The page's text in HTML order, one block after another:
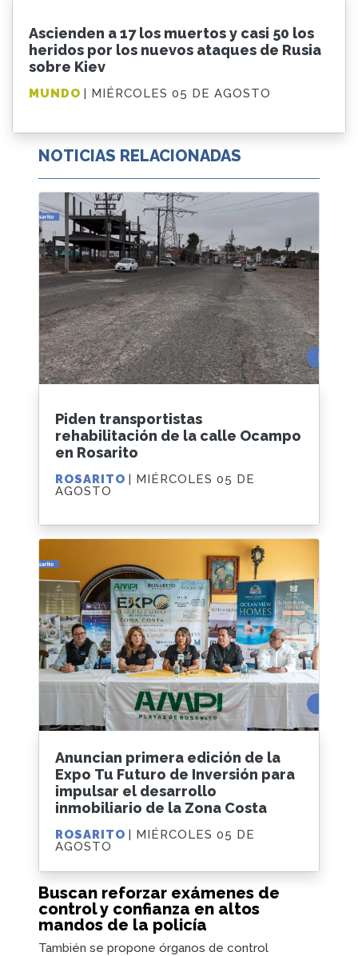
NOTICIAS RELACIONADAS
Buscan reforzar exámenes de
control y confianza en altos
mandos de la policía
También se propone órganos de control
MEXICALI| MIÉRCOLES 05 DE AGOSTO
Entre filas padres de familia
buscan espacio en preparatorias
Piden transportistas
rehabilitación de la calle Ocampo
en Rosarito
ROSARITO| MIÉRCOLES 05 DE
Anuncian primera edición de la
Expo Tu Futuro de Inversión para
impulsar el desarrollo
inmobiliario de la Zona Costa
AGOSTO